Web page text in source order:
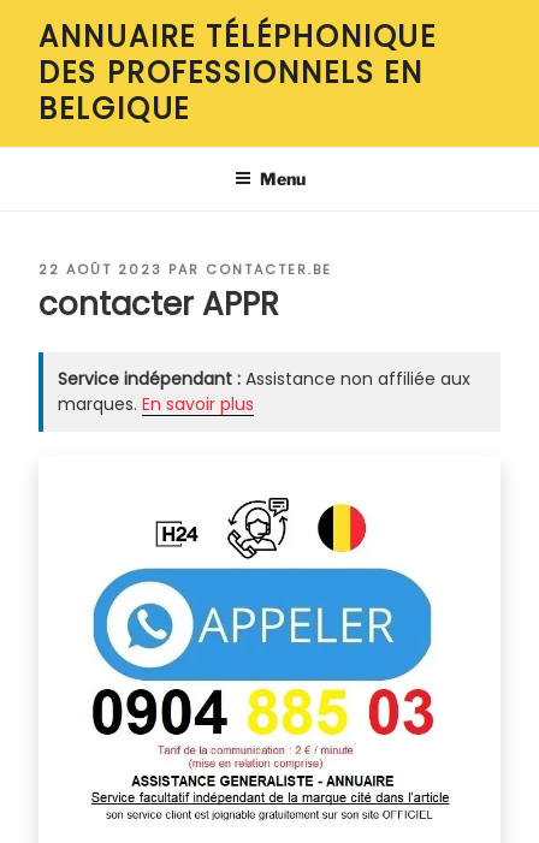
contenu
principal
ANNUAIRE TÉLÉPHONIQUE
DES PROFESSIONNELS EN
BELGIQUE
Menu
PUBLIÉ
22 AOÛT 2023 PAR CONTACTER.BE
contacter APPR
Service indépendant : Assistance non affiliée aux
marques. En savoir plus